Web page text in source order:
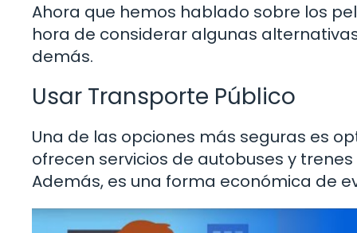
Ahora que hemos hablado sobre los
hora de considerar algunas
demás.
Usar Transporte Público
Una de las opciones más seguras es
ofrecen servicios de autobuses y
Además, es una forma económica de